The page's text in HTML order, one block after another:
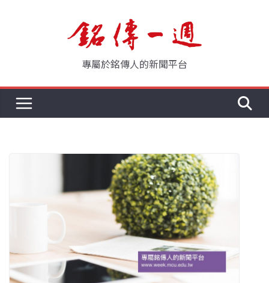
專屬於銘傳人的新聞平台